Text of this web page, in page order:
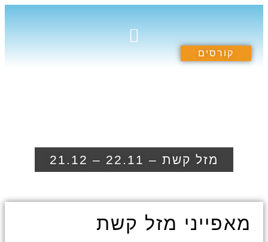
קורסים
מזל קשת – 22.11 – 21.12
מאפייני מזל קשת